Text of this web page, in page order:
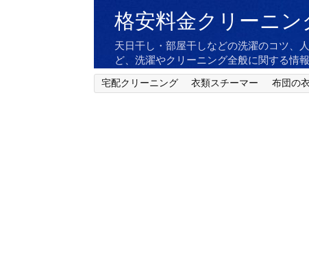
格安料金クリーニ
天日干し・部屋干しなどの洗濯のコツ、
ど、洗濯やクリーニング全般に関する情
宅配クリーニング 衣類スチーマー 布団の